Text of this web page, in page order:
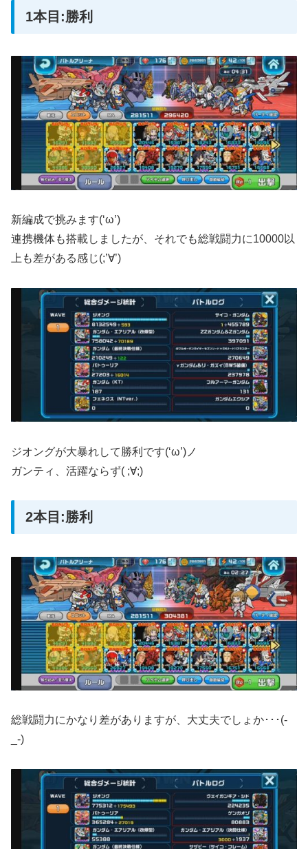
1本目:勝利
新編成で挑みます(‘ω’)
連携機体も搭載しましたが、それでも総戦闘力に10000以
上も差がある感じ(;’∀’)
ジオングが大暴れして勝利です(‘ω’)ノ
ガンティ、活躍ならず( ;∀;)
2本目:勝利
総戦闘力にかなり差がありますが、大丈夫でしょか･･･(-
_-)